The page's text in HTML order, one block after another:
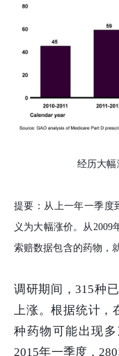
经历大幅
提要：从上一年一季度
义为大幅涨价。从2009
索赔数据包含的药物，
调研期间，315种
上涨。根据统计
种药物可能出现
2015年一季度，